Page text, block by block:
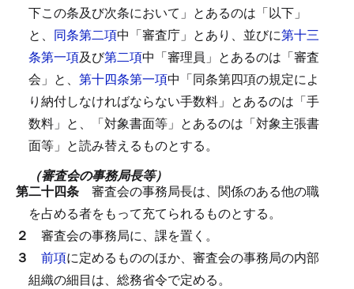
下この条及び次条において」とあるのは「以下」
と、 同条第二項中「審査庁」とあり、並びに第十三
条第一項及び第二項中「審理員」とあるのは「審査
会」と、 第十四条第一項中「同条第四項の規定によ
り納付しなければならない手数料」とあるのは「手
数料」と、「対象書面等」とあるのは「対象主張書
面等」と読み替えるものとする。
（審査会の事務局長等）
第二十四条 審査会の事務局長は、関係のある他の職
を占める者をもって充てられるものとする。
２ 審査会の事務局に、課を置く。
３ 前項に定めるもののほか、審査会の事務局の内部
組織の細目は、総務省令で定める。